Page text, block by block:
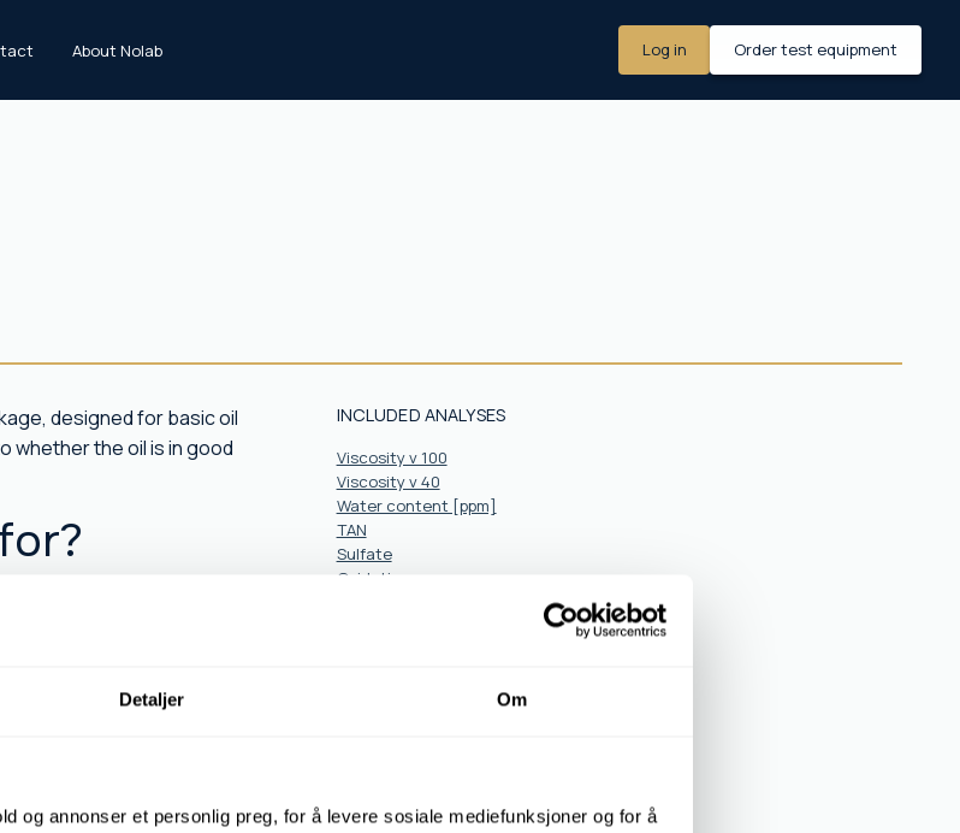
Detaljer Om
og annonser et personlig preg, for å levere sosiale mediefunksjoner og for å
About Nolab Log in Order test equipment
designed for basic oil
whether the oil is in good
usage requirements. The
INCLUDED ANALYSES
Viscosity v 100
Viscosity v 40
Water content [ppm]
TAN
Sulfate
Oxidation